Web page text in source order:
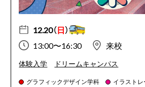
12.20（日）
13:00〜16:30
来校
体験入学 ドリームキャンパス
グラフィックデザイン学科 イラスト